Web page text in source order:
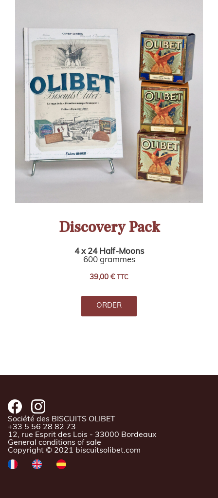
Discovery Pack
4 x 24 Half-Moons
600 grammes
39,00 € TTC
ORDER
Société des BISCUITS OLIBET
+33 5 56 28 82 73
12, rue Esprit des Lois - 33000 Bordeaux
General conditions of sale
Copyright © 2021 biscuitsolibet.com